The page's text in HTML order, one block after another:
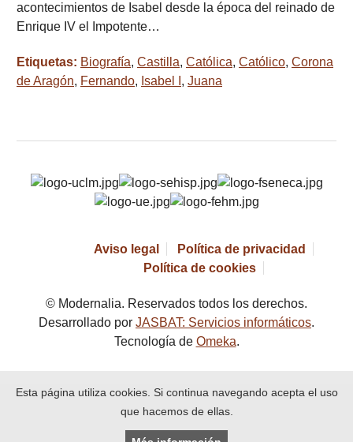
acontecimientos de Isabel desde la época del reinado de
Enrique IV el Impotente…
Etiquetas: Biografía, Castilla, Católica, Católico, Corona
de Aragón, Fernando, Isabel I , Juana
Aviso legal
Política de privacidad
Política de cookies
© Modernalia. Reservados todos los derechos.
Desarrollado por JASBAT: Servicios informáticos.
Tecnología de Omeka.
Esta página utiliza cookies. Si continua navegando acepta el uso
que hacemos de ellas.